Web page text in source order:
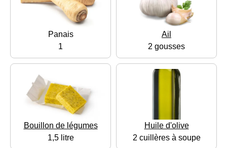
Panais
1
Ail
2 gousses
Bouillon de légumes
1,5 litre
Huile d'olive
2 cuillères à soupe